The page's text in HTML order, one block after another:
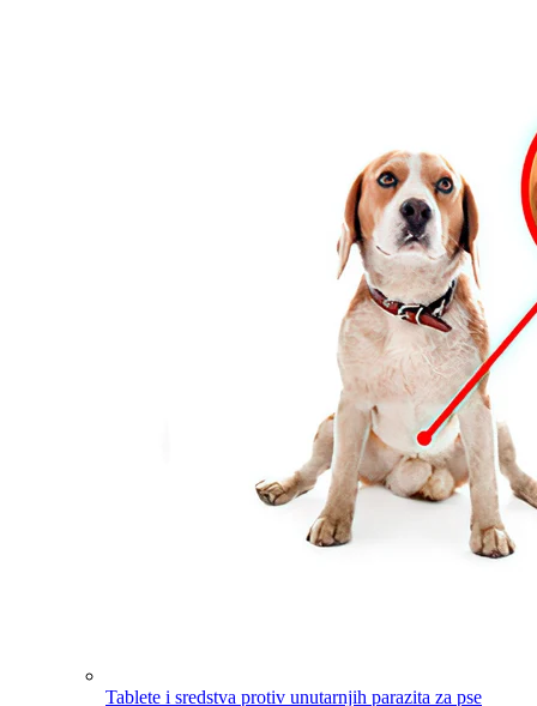
Tablete i sredstva protiv unutarnjih parazita za pse